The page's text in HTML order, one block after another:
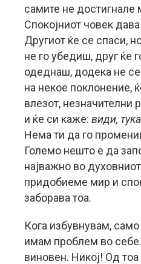
самите не
Спокојниот човек
Другиот ќе се спаси,
не го убедиш, друг ќе
одеднаш, додека не
на некое поклонение,
влезот, незначителни
и ќе си каже: види,
Нема ти да го
Големо нешто е да
најважно во
придобиеме мир и
заборава тоа.
Кога избувнувам,
имам проблем во
виновен. Никој! Од